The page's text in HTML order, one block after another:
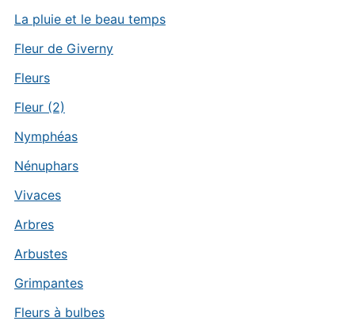
La pluie et le beau temps
Fleur de Giverny
Fleurs
Fleur (2)
Nymphéas
Nénuphars
Vivaces
Arbres
Arbustes
Grimpantes
Fleurs à bulbes